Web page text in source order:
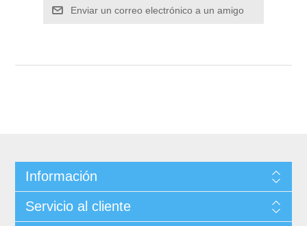
Información
Servicio al cliente